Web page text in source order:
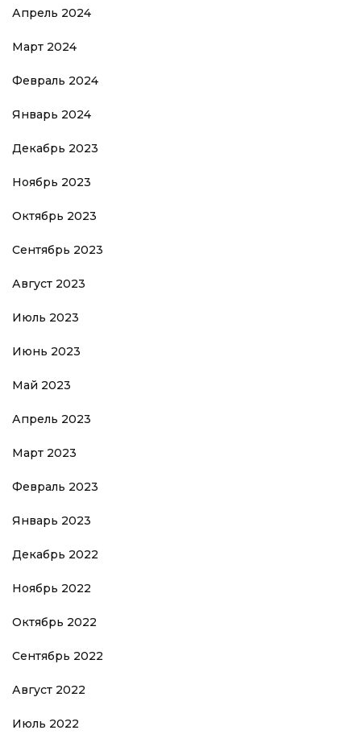
Апрель 2024
Март 2024
Февраль 2024
Январь 2024
Декабрь 2023
Ноябрь 2023
Октябрь 2023
Сентябрь 2023
Август 2023
Июль 2023
Июнь 2023
Май 2023
Апрель 2023
Март 2023
Февраль 2023
Январь 2023
Декабрь 2022
Ноябрь 2022
Октябрь 2022
Сентябрь 2022
Август 2022
Июль 2022